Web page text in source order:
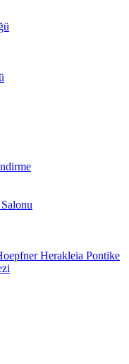
Herakleia Pontike